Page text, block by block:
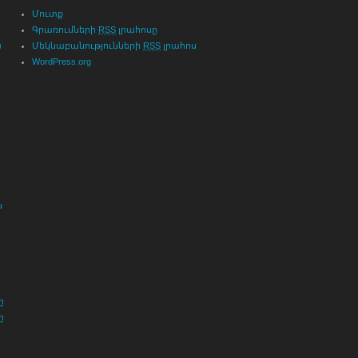
Մուտք
Գրառումների RSS լրահոսը
Մեկնաբանությունների RSS լրահոս
WordPress.org